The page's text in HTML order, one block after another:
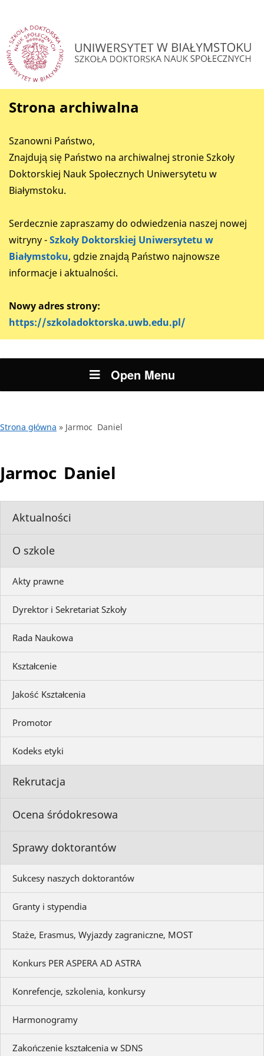
Strona archiwalna
Szanowni Państwo,
Znajdują się Państwo na archiwalnej stronie Szkoły
Doktorskiej Nauk Społecznych Uniwersytetu w
Białymstoku.
Serdecznie zapraszamy do odwiedzenia naszej nowej
witryny -Szkoły Doktorskiej Uniwersytetu w
Białymstoku, gdzie znajdą Państwo najnowsze
informacje i aktualności.
Nowy adres strony:
https://szkoladoktorska.uwb.edu.pl/
Open Menu
Strona główna » Jarmoc Daniel
Aktualności
O szkole
Akty prawne
Dyrektor i Sekretariat Szkoły
Rada Naukowa
Kształcenie
Jakość Kształcenia
Promotor
Kodeks etyki
Rekrutacja
Ocena śródokresowa
Sprawy doktorantów
Sukcesy naszych doktorantów
Granty i stypendia
Staże, Erasmus, Wyjazdy zagraniczne, MOST
Konkurs PER ASPERA AD ASTRA
Konrefencje, szkolenia, konkursy
Harmonogramy
Zakończenie kształcenia w SDNS
Jarmoc Daniel